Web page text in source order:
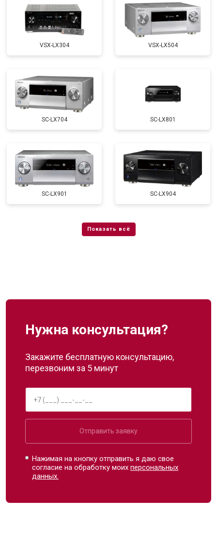
VSX-LX304 VSX-LX504
SC-LX704 SC-LX801
SC-LX901 SC-LX904
Нужна консультация?
Закажите бесплатную консультацию,
перезвоним за 5 минут
Отправить заявку
Нажимая на кнопку отправить я даю свое
согласие на обработку моихперсональных
данных.